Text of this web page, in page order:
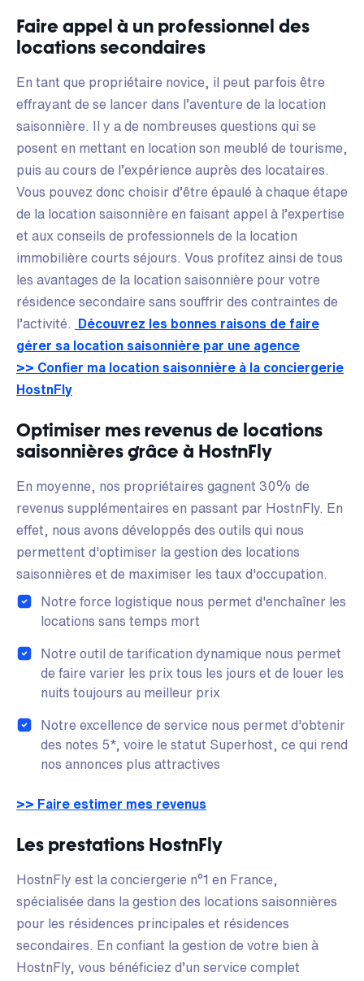
Faire appel à un professionnel des
locations secondaires
En tant que propriétaire novice, il peut parfois être
effrayant de se lancer dans l’aventure de la location
saisonnière. Il y a de nombreuses questions qui se
posent en mettant en location son meublé de tourisme,
puis au cours de l’expérience auprès des locataires.
Vous pouvez donc choisir d’être épaulé à chaque étape
de la location saisonnière en faisant appel à l’expertise
et aux conseils de professionnels de la location
immobilière courts séjours. Vous profitez ainsi de tous
les avantages de la location saisonnière pour votre
résidence secondaire sans souffrir des contraintes de
l’activité.
Découvrez les bonnes raisons de faire
gérer sa location saisonnière par une agence
>> Confier ma location saisonnière à la conciergerie
HostnFly
Optimiser mes revenus de locations
saisonnières grâce à HostnFly
En moyenne, nos propriétaires gagnent 30% de
revenus supplémentaires en passant par HostnFly. En
effet, nous avons développés des outils qui nous
permettent d'optimiser la gestion des locations
saisonnières et de maximiser les taux d'occupation.
Notre force logistique nous permet d'enchaîner les
locations sans temps mort
Notre outil de tarification dynamique nous permet
de faire varier les prix tous les jours et de louer les
nuits toujours au meilleur prix
Notre excellence de service nous permet d'obtenir
des notes 5*, voire le statut Superhost, ce qui rend
nos annonces plus attractives
>> Faire estimer mes revenus
Les prestations HostnFly
HostnFly est la conciergerie n°1 en France,
spécialisée dans la gestion des locations saisonnières
pour les résidences principales et résidences
secondaires. En confiant la gestion de votre bien à
HostnFly, vous bénéficiez d’un service complet